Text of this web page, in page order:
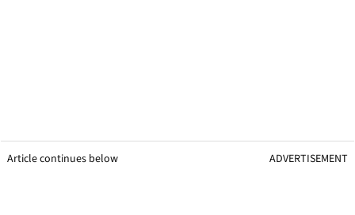
Article continues below ADVERTISEMENT